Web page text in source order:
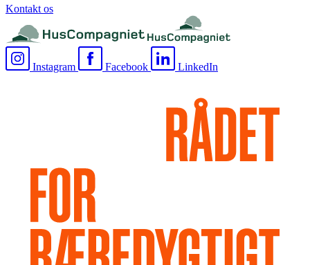
Kontakt os
Instagram Facebook LinkedIn